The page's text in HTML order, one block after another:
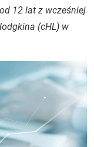
12 lat z wcześniej
(cHL) w